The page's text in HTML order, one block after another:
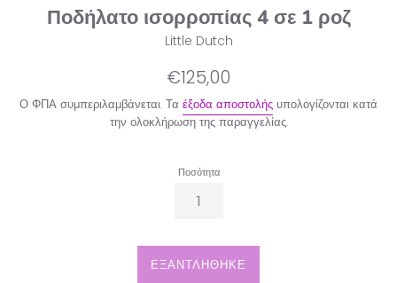
Ποδήλατο ισορροπίας 4 σε 1 ροζ
Little Dutch
Κανονική
€125,00
Ο ΦΠΑ συμπεριλαμβάνεται. Τα έξοδα αποστολής υπολογίζονται κατά
την ολοκλήρωση της παραγγελίας.
Ποσότητα
ΕΞΑΝΤΛΉΘΗΚΕ